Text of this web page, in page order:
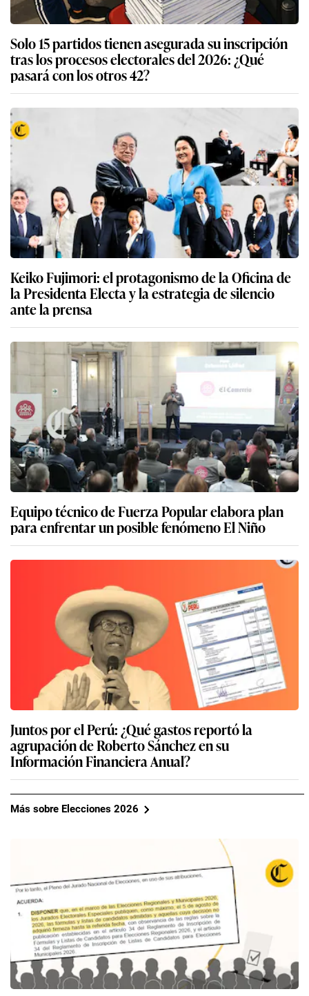
Solo 15 partidos tienen asegurada su inscripción
tras los procesos electorales del 2026: ¿Qué
pasará con los otros 42?
Keiko Fujimori: el protagonismo de la Oficina de
la Presidenta Electa y la estrategia de silencio
ante la prensa
Equipo técnico de Fuerza Popular elabora plan
para enfrentar un posible fenómeno El Niño
Juntos por el Perú: ¿Qué gastos reportó la
agrupación de Roberto Sánchez en su
Información Financiera Anual?
Más sobre Elecciones 2026